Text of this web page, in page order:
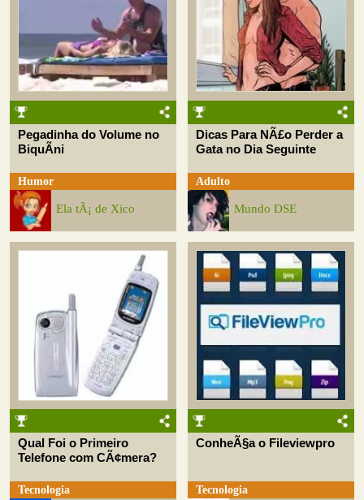
Pegadinha do Volume no
BiquÃ­ni
Humor
Ela tÃ¡ de Xico
Dicas Para NÃ£o Perder a
Gata no Dia Seguinte
Adulto
Mundo DSE
Qual Foi o Primeiro
Telefone com CÃ¢mera?
Tecnologia
ConheÃ§a o Fileviewpro
Tecnologia